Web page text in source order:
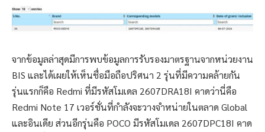
จากข้อมูลล่าสุดมีการพบข้อมูลการรับรองมาตรฐานจากหน่วยงาน
BIS และได้เผยให้เห็นชื่อมือถือปริศนา 2 รุ่นที่มีความคล้ายกัน
รุ่นแรกก็คือ Redmi ที่มีรหัสโมเดล 2607DRA18I คาดว่านี่คือ
Redmi Note 17 เวอร์ชั่นที่กำลังจะวางจำหน่ายในตลาด Global
และอินเดีย ส่วนอีกรุ่นคือ POCO มีรหัสโมเดล 2607DPC18I คาด